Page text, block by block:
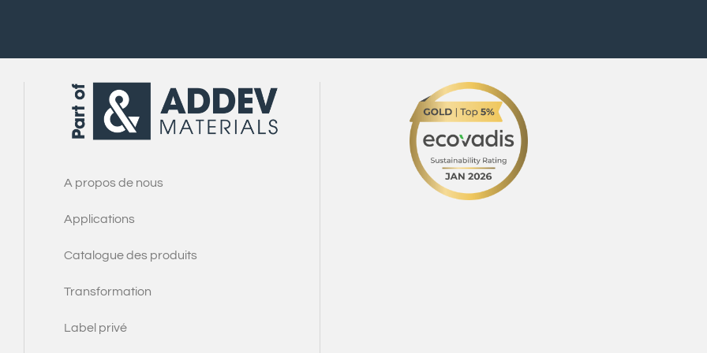
A propos de nous
Applications
Catalogue des produits
Transformation
Label privé